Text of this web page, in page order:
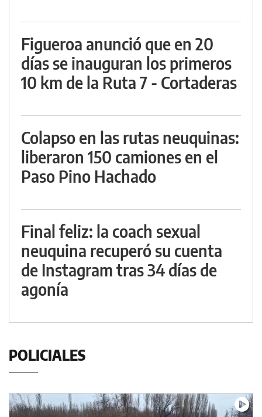
Figueroa anunció que en 20
días se inauguran los primeros
10 km de la Ruta 7 - Cortaderas
Colapso en las rutas neuquinas:
liberaron 150 camiones en el
Paso Pino Hachado
Final feliz: la coach sexual
neuquina recuperó su cuenta
de Instagram tras 34 días de
agonía
POLICIALES